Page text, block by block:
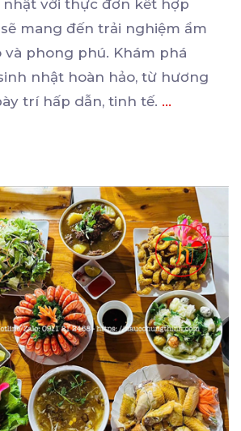
nhật với thực đơn kết hợp
mang đến trải nghiệm ẩm
và phong phú. Khám phá
nhật hoàn hảo, từ hương
trí hấp dẫn, tinh tế. ...